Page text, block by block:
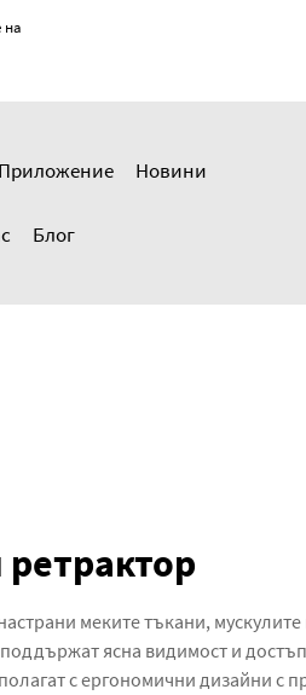
на
Приложение Новини
Блог
меките тъкани,
ясна видимост и
с ергономични дизайни с